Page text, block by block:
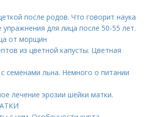
после родов. Что говорит наука
упражнения для лица после 50-55 лет.
от морщин
из цветной капусты. Цветная
семенами льна. Немного о питании
лечение эрозии шейки матки.